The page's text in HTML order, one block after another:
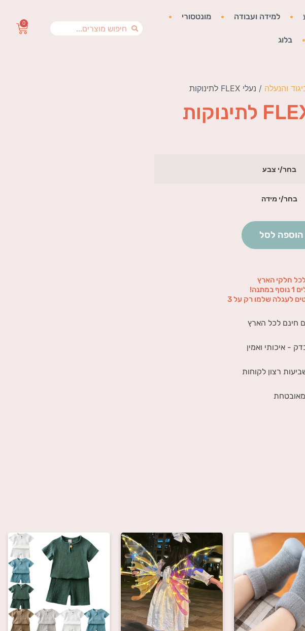
למידה ועבודה מונטסורי
בלוג
0
והנעלה / נעלי FLEX לתינוקות
בחר/י צבע
בחר/י מידה
הוספה לסל
חלקי הארץ
חינם לכל הארץ
- איכותי ואמין